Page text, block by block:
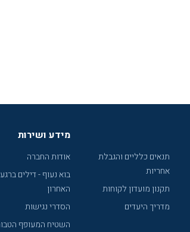
תנאים כלליים והגבלת
אחריות
תקנון מועדון לקוחות
מדריך היעדים
מידע ושירות
אודות החברה
בוא נעוף - דילים ברגע
האחרון
הסדרי נגישות
השטיח המעופף